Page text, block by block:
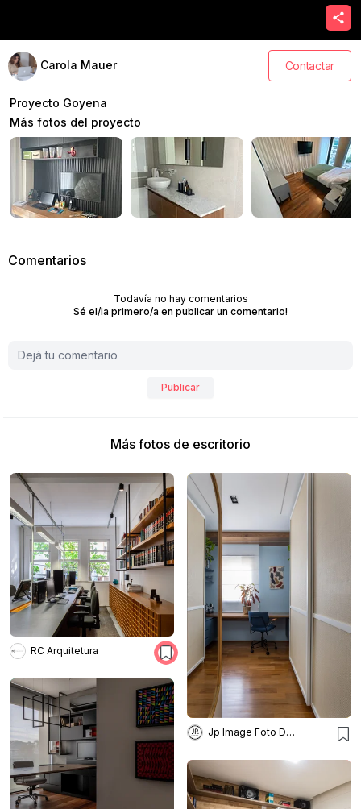
Carola Mauer Contactar
Proyecto Goyena
Más fotos del proyecto
Comentarios
Todavía no hay comentarios
Sé el/la primero/a en publicar un comentario!
Publicar
Más fotos de escritorio
RC Arquitetura
Jp Image Foto Design